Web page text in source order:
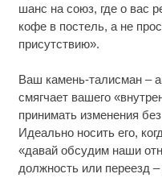
шанс на союз, где о вас
кофе в постель, а не
присутствию».
Ваш камень-талисман –
смягчает вашего
принимать изменения
Идеально носить его,
«давай обсудим наши
должность или переезд